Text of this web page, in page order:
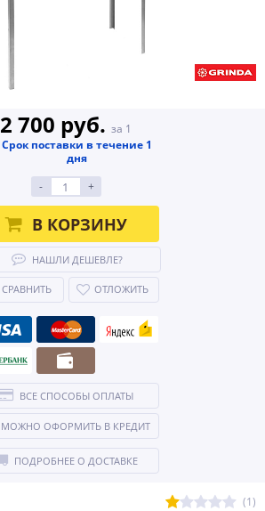
(1)
2 700 руб. за 1
Срок поставки в течение 1
дня
-
+
В КОРЗИНУ
НАШЛИ ДЕШЕВЛЕ?
СРАВНИТЬ ОТЛОЖИТЬ
ВСЕ СПОСОБЫ ОПЛАТЫ
МОЖНО ОФОРМИТЬ В КРЕДИТ
ПОДРОБНЕЕ О ДОСТАВКЕ